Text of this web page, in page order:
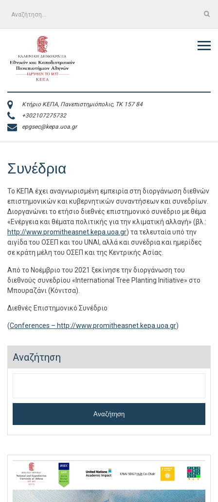
Αναζήτηση
Κτήριο ΚΕΠΑ, Πανεπιστημιόπολις, ΤΚ 157 84
+302107275732
epgsec@kepa.uoa.gr
Συνέδρια
Το ΚΕΠΑ έχει αναγνωρισμένη εμπειρία στη διοργάνωση διεθνών
επιστημονικών και κυβερνητικών συναντήσεων και συνεδρίων.
Διοργανώνει το ετήσιο διεθνές επιστημονικό συνέδριο με θέμα
«Ενέργεια και θέματα πολιτικής για την κλιματική αλλαγή» (βλ.:
http://www.promitheasnet.kepa.uoa.gr) τα τελευταία υπό την
αιγίδα του ΟΣΕΠ και του UΝΑΙ, αλλά και συνέδρια και ημερίδες
σε κράτη μέλη του ΟΣΕΠ και της Κεντρικής Ασίας.
Από το Νοέμβριο του 2021 ξεκίνησε την διοργάνωση του
διεθνούς συνεδρίου «International Tree Planting Initiative» στο
Μπουραζάνι (Κόνιτσα).
Διεθνές Επιστημονικό Συνέδριο
(Conferences – http://www.promitheasnet.kepa.uoa.gr)
Αναζήτηση
Αναζήτηση